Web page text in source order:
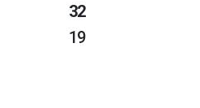
32
19